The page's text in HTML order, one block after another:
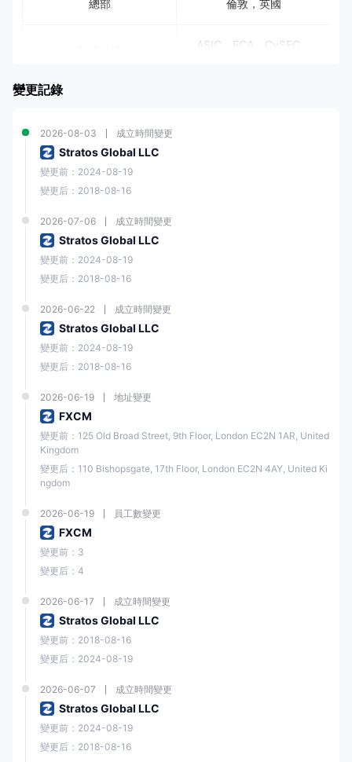
總部 倫敦，英國
ASIC、FCA、CySEC、
模擬帳戶
最低入金
槓桿
EUR/USD點差
交易平台
支付方式
客戶支援
撥；WhatsApp: +44
福匯 資訊
福匯 是一家成立於1999年的零售外匯經紀商
國，但在許多其他國家設有辦事處和聯營機構，包括澳洲，德國，法國，
匯 提供多個交易平台，包括Trading Station，TradingView Pro，MT4和
Capitalise AI。
優缺點
變更記錄
2026-08-03 成立時間變更
Stratos Global LLC
變更前：2024-08-19
變更后：2018-08-16
2026-07-06 成立時間變更
Stratos Global LLC
變更前：2024-08-19
變更后：2018-08-16
2026-06-22 成立時間變更
Stratos Global LLC
變更前：2024-08-19
變更后：2018-08-16
2026-06-19 地址變更
FXCM
變更前：125 Old Broad Street, 9th Floor, London EC2N 1AR, United
Kingdom
變更后：110 Bishopsgate, 17th Floor, London EC2N 4AY, United Ki
ngdom
2026-06-19 員工數變更
FXCM
變更前：3
變更后：4
2026-06-17 成立時間變更
Stratos Global LLC
變更前：2018-08-16
變更后：2024-08-19
2026-06-07 成立時間變更
Stratos Global LLC
變更前：2024-08-19
變更后：2018-08-16